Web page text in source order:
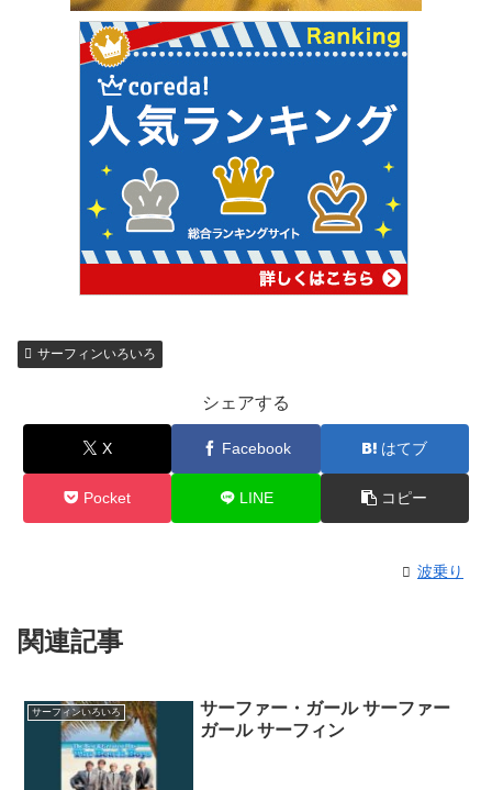
サーフィンいろいろ
シェアする
X Facebook はてブ
Pocket LINE コピー
波乗り
関連記事
サーフィンいろいろ
サーファー・ガール サーファー
ガール サーフィン